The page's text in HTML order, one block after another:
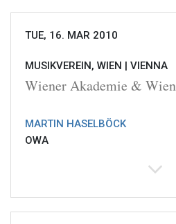
TUE, 16. MAR 2010
MUSIKVEREIN, WIEN | VIENNA
Wiener Akademie &
MARTIN HASELBÖCK
OWA